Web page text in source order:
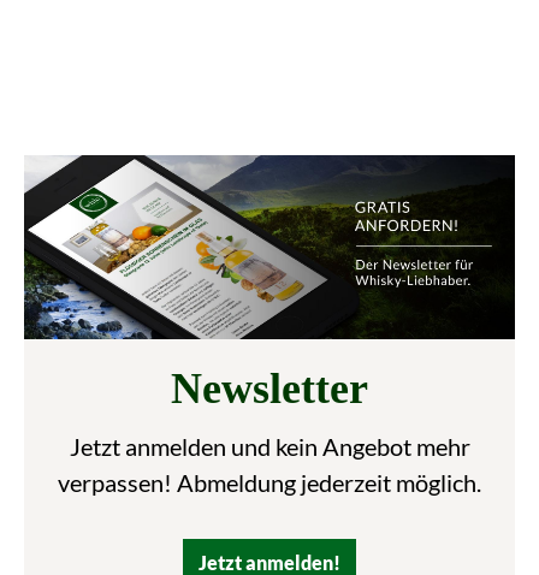
Newsletter
Jetzt anmelden und kein Angebot mehr
verpassen! Abmeldung jederzeit möglich.
Jetzt anmelden!